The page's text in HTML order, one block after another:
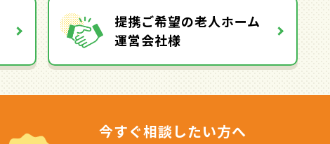
提携ご希望の老人ホーム
運営会社様
今すぐ相談したい方へ